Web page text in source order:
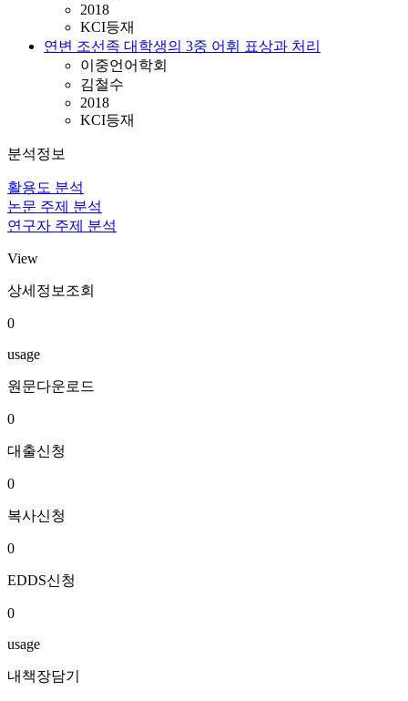
2018
KCI등재
연변 조선족 대학생의 3중 어휘 표상과 처리
이중언어학회
김철수
2018
KCI등재
분석정보
활용도 분석
논문 주제 분석
연구자 주제 분석
View
상세정보조회
0
usage
원문다운로드
0
대출신청
0
복사신청
0
EDDS신청
0
usage
내책장담기